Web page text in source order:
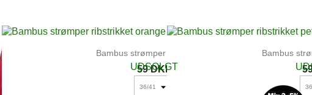
Bambus strømper ribstrikket...
59 DKK
UDSOLGT
Bambus